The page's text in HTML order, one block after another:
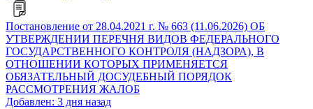
Постановление от 28.04.2021 г. № 663 (11.06.2026) ОБ
УТВЕРЖДЕНИИ ПЕРЕЧНЯ ВИДОВ ФЕДЕРАЛЬНОГО
ГОСУДАРСТВЕННОГО КОНТРОЛЯ (НАДЗОРА), В
ОТНОШЕНИИ КОТОРЫХ ПРИМЕНЯЕТСЯ
ОБЯЗАТЕЛЬНЫЙ ДОСУДЕБНЫЙ ПОРЯДОК
РАССМОТРЕНИЯ ЖАЛОБ
Добавлен: 3 дня назад